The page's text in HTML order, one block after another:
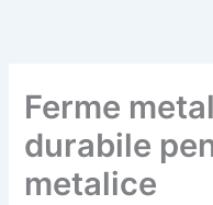
Ferme
durabile
metalice